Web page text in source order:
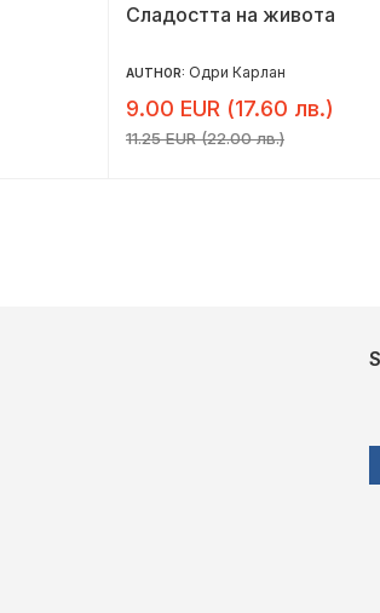
Сладостта на живота
AUTHOR: Одри Карлан
9.00 EUR (17.60 лв.)
11.25 EUR (22.00 лв.)